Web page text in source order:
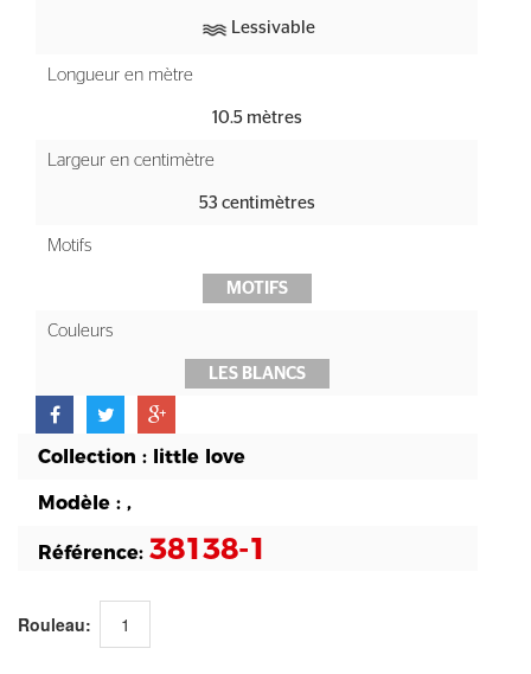
Lessivable
Longueur en mètre
10.5 mètres
Largeur en centimètre
53 centimètres
Motifs
MOTIFS
Couleurs
LES BLANCS
Collection : little love
Modèle : ,
Référence: 38138-1
Rouleau: